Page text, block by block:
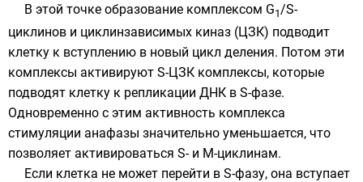
В этой точке образование комплексом G1 /S-
циклинов и циклинзависимых киназ (ЦЗК) подводит
клетку к вступлению в новый цикл деления. Потом эти
комплексы активируют S-ЦЗК комплексы, которые
подводят клетку к репликации ДНК в S-фазе.
Одновременно с этим активность комплекса
стимуляции анафазы значительно уменьшается, что
позволяет активироваться S- и М-циклинам.
Если клетка не может перейти в S-фазу, она вступает